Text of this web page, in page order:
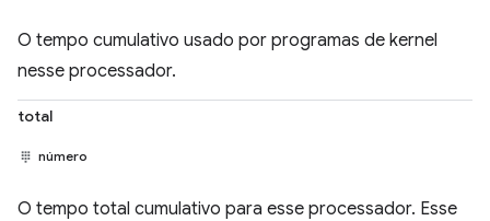
O tempo cumulativo usado por programas de kernel
nesse processador.
total
número
O tempo total cumulativo para esse processador. Esse